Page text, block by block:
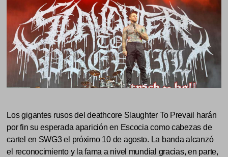
Los gigantes rusos del deathcore Slaughter To Prevail harán
por fin su esperada aparición en Escocia como cabezas de
cartel en SWG3 el próximo 10 de agosto. La banda alcanzó
el reconocimiento y la fama a nivel mundial gracias, en parte,